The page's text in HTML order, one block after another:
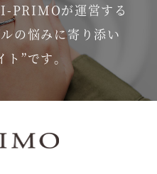
PRIMOが運営する
の悩みに寄り添い
”です。